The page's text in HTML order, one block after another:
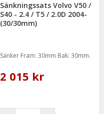
Sänkningssats Volvo V50 /
S40 - 2.4 / T5 / 2.0D 2004-
(30/30mm)
Sänker Fram: 30mm Bak: 30mm.
2 015 kr